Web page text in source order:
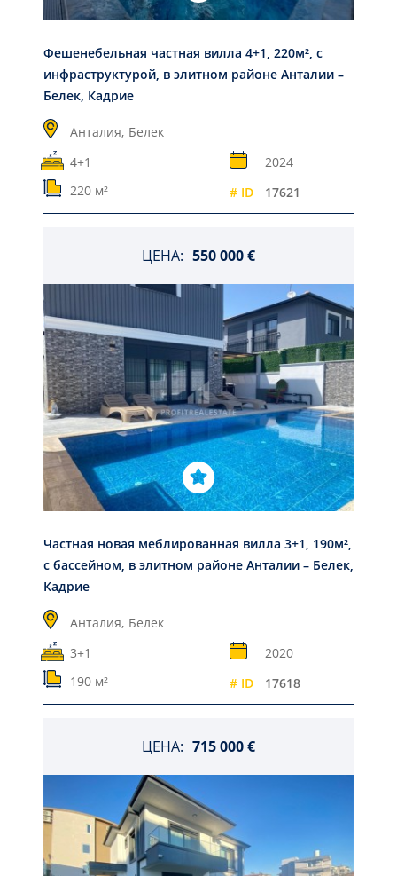
Фешенебельная частная вилла 4+1, 220м², с
инфраструктурой, в элитном районе Анталии –
Белек, Кадрие
Анталия, Белек
4+1
2024
220 м²
# ID 17621
ЦЕНА: 550 000 €
Частная новая меблированная вилла 3+1, 190м²,
с бассейном, в элитном районе Анталии – Белек,
Кадрие
Анталия, Белек
3+1
2020
190 м²
# ID 17618
ЦЕНА: 715 000 €